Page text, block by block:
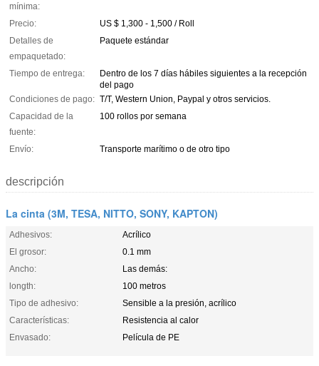
mínima:
Precio:
US $ 1,300 - 1,500 / Roll
Detalles de
empaquetado:
Paquete estándar
Tiempo de entrega:
Dentro de los 7 días hábiles siguientes a la recepción
del pago
Condiciones de pago: T/T, Western Union, Paypal y otros servicios.
Capacidad de la
fuente:
100 rollos por semana
Envío: Transporte marítimo o de otro tipo
descripción
La cinta (3M, TESA, NITTO, SONY, KAPTON)
Adhesivos:
Acrílico
El grosor:
0.1 mm
Ancho:
Las demás:
longth:
100 metros
Tipo de adhesivo:
Sensible a la presión, acrílico
Características:
Resistencia al calor
Envasado:
Película de PE